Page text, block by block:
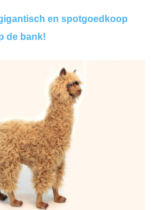
en spotgoedkoop
de bank!